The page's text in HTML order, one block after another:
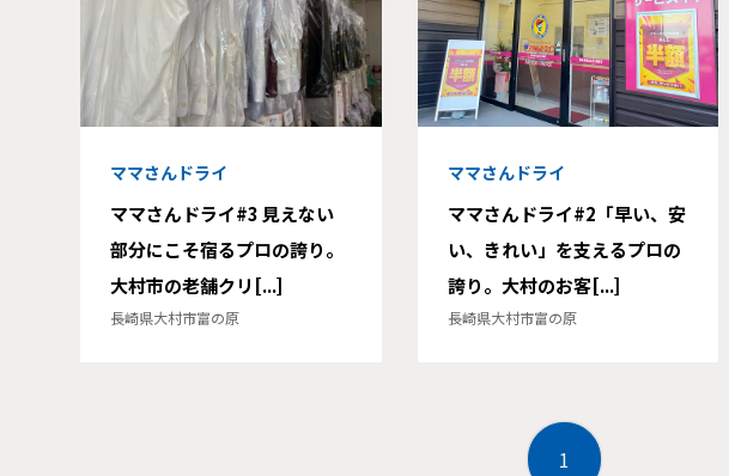
ママさんドライ
ママさんドライ#3 見えない
部分にこそ宿るプロの誇り。
大村市の老舗クリ[...]
長崎県大村市富の原
ママさんドライ
ママさんドライ#2「早い、安
い、きれい」を支えるプロの
誇り。大村のお客[...]
長崎県大村市富の原
1